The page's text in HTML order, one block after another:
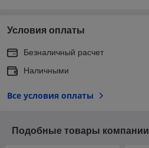
Условия оплаты
Безналичный расчет
Наличными
Все условия оплаты
Подобные товары компании